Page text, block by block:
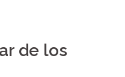
de los